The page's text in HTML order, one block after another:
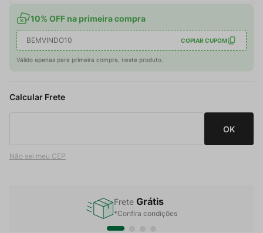
10% OFF na primeira compra
BEMVINDO10 COPIAR CUPOM
Válido apenas para primeira compra, neste produto.
Não sei meu CEP
Frete Grátis
*Confira condições